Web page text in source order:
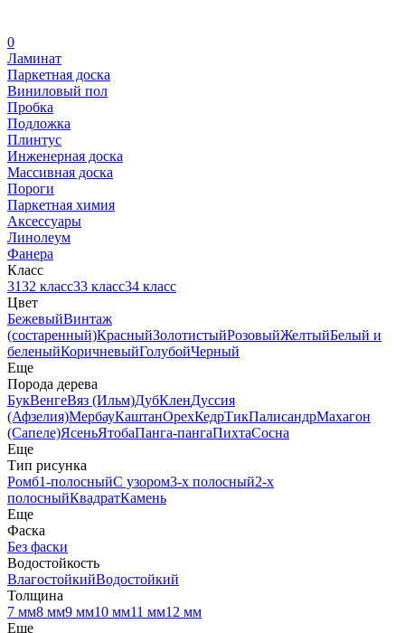
0
Ламинат
Паркетная доска
Виниловый пол
Пробка
Подложка
Плинтус
Инженерная доска
Массивная доска
Пороги
Паркетная химия
Аксессуары
Линолеум
Фанера
Класс
3132 класс33 класс34 класс
Цвет
БежевыйВинтаж
(состаренный)КрасныйЗолотистыйРозовыйЖелтыйБелый и
беленыйКоричневыйГолубойЧерный
Еще
Порода дерева
БукВенгеВяз (Ильм)ДубКленДуссия
(Афзелия)МербауКаштанОрехКедрТикПалисандрМахагон
(Сапеле)ЯсеньЯтобаПанга-пангаПихтаСосна
Еще
Тип рисунка
Ромб1-полосныйС узором3-х полосный2-х
полосныйКвадратКамень
Еще
Фаска
Без фаски
Водостойкость
ВлагостойкийВодостойкий
Толщина
7 мм8 мм9 мм10 мм11 мм12 мм
Еще